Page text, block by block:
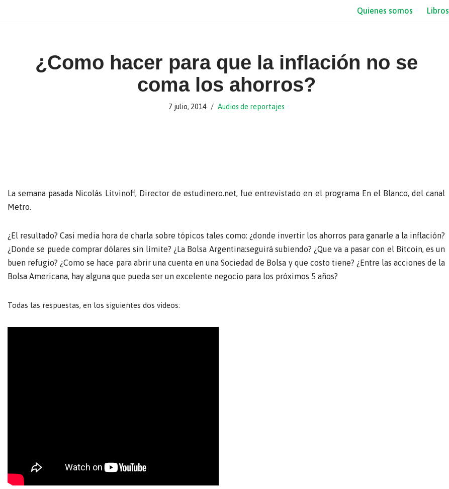
Quienes somos Libros
¿Como hacer para que la inflación no se
coma los ahorros?
7 julio, 2014 Audios de reportajes
La semana pasada Nicolás Litvinoff, Director de estudinero.net, fue entrevistado en el programa En el Blanco, del canal
Metro.
¿El resultado? Casi media hora de charla sobre tópicos tales como: ¿donde invertir los ahorros para ganarle a la inflación?
¿Donde se puede comprar dólares sin límite? ¿La Bolsa Argentina:seguirá subiendo? ¿Que va a pasar con el Bitcoin, es un
buen refugio? ¿Como se hace para abrir una cuenta en una Sociedad de Bolsa y que costo tiene? ¿Entre las acciones de la
Bolsa Americana, hay alguna que pueda ser un excelente negocio para los próximos 5 años?
Todas las respuestas, en los siguientes dos videos: